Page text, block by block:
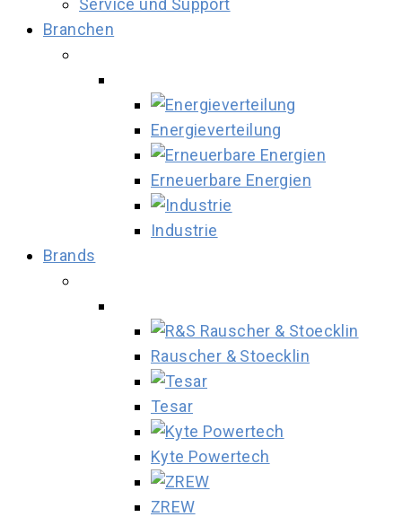
Service und Support
Branchen
Energieverteilung
Erneuerbare Energien
Industrie
Brands
Rauscher & Stoecklin
Tesar
Kyte Powertech
ZREW